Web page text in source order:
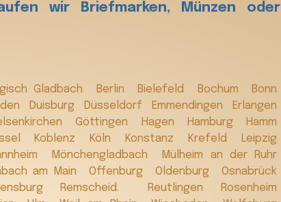
wir Briefmarken, Münzen oder
Gladbach Berlin Bielefeld Bochum
Bonn
Duisburg Düsseldorf Emmendingen
Erlangen
Göttingen Hagen Hamburg
Hamm
Koblenz Köln Konstanz Krefeld
Leipzig
Mönchengladbach
Mülheim an der Ruhr
am Main Offenburg Oldenburg
Osnabrück
Remscheid. Reutlingen
Rosenheim